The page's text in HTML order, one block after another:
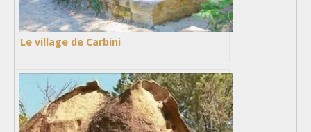
Le village de Carbini